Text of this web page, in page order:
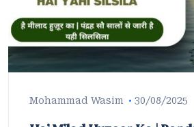
Mohammad Wasim 30/08/2025